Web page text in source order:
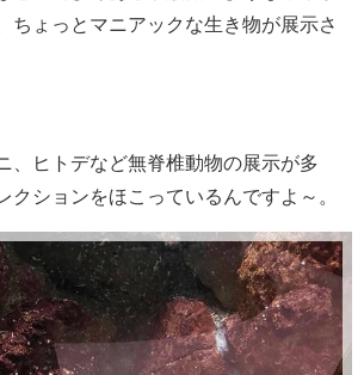
ちょっとマニアックな生き物が展示さ
、ヒトデなど無脊椎動物の展示が多
クションをほこっているんですよ～。